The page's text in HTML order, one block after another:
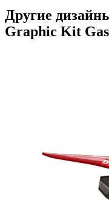
Другие
Graphic Kit